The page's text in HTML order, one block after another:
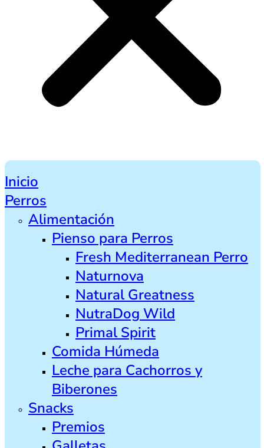
Inicio
Perros
Alimentación
Pienso para Perros
Fresh Mediterranean Perro
Naturnova
Natural Greatness
NutraDog Wild
Primal Spirit
Comida Húmeda
Leche para Cachorros y
Biberones
Snacks
Premios